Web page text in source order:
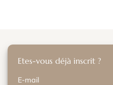
Etes-vous déjà inscrit ?
E-mail